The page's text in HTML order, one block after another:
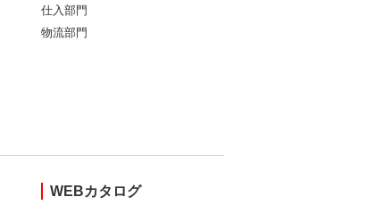
仕入部門
物流部門
WEBカタログ